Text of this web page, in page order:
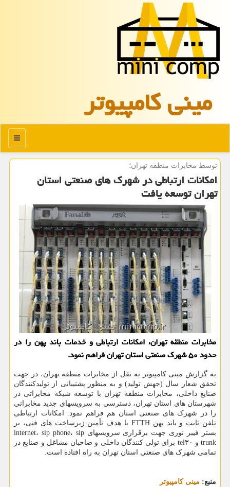
مینی كامپیوتر
منو
توسط مخابرات منطقه تهران؛
امكانات ارتباطی در شهرك های صنعتی استان
تهران توسعه یافت
مخابرات منطقه تهران، امکانات ارتباطی و خدمات باند پهن را در
حدود ۵۰ شهرک صنعتی استان تهران فراهم نمود.
به گزارش مینی کامپیوتر به نقل از مخابرات منطقه تهران، در جهت
تحقق شعار سال (جهش تولید) و به منظور پشتیبانی از تولیدکنندگان
صنایع داخلی، مخابرات منطقه تهران با توسعه شبکه مخابراتی در
شهرستان های استان تهران، دسترسی به سرویسهای جدید مخابراتی
را در شهرک های صنعتی استان هم فراهم نمود. امکانات ارتباطی
تلفن ثابت و باند پهن FTTH با هدف تأمین زیرساخت های فنی، بر
بستر فیبر نوری جهت برقراری سرویسهای internet، sip phone، sip
trunk و tel۳۰ برای تولی کنندگان داخلی و صاحبان مشاغل و صنایع در
تمامی شهرک های صنعتی استان تهران به راه افتاده است.
منبع: مینی كامپیوتر